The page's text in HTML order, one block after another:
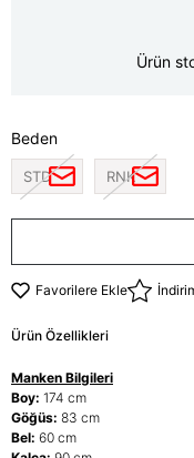
Ürün
Beden
STD RNK
Favorilere Ekle
Ürün Özellikleri
Manken Bilgileri
Boy: 174 cm
Göğüs: 83 cm
Bel: 60 cm